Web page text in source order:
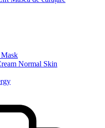
Normal Skin